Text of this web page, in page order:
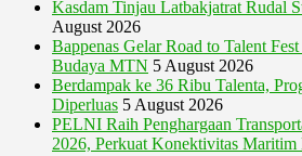
Kasdam Tinjau Latbakjatrat Rudal
August 2026
Bappenas Gelar Road to Talent
Budaya MTN 5 August 2026
Berdampak ke 36 Ribu Talenta,
Diperluas 5 August 2026
PELNI Raih Penghargaan
2026, Perkuat Konektivitas Maritim